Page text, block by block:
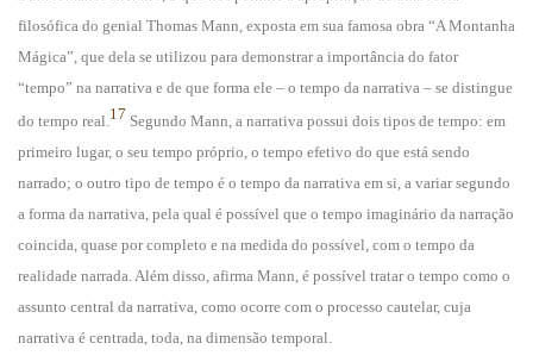
filosófica do genial Thomas Mann, exposta em sua famosa obra “A Montanha
Mágica”, que dela se utilizou para demonstrar a importância do fator
“tempo” na narrativa e de que forma ele – o tempo da narrativa – se distingue
do tempo real.17 Segundo Mann, a narrativa possui dois tipos de tempo: em
primeiro lugar, o seu tempo próprio, o tempo efetivo do que está sendo
narrado; o outro tipo de tempo é o tempo da narrativa em si, a variar segundo
a forma da narrativa, pela qual é possível que o tempo imaginário da narração
coincida, quase por completo e na medida do possível, com o tempo da
realidade narrada. Além disso, afirma Mann, é possível tratar o tempo como o
assunto central da narrativa, como ocorre com o processo cautelar, cuja
narrativa é centrada, toda, na dimensão temporal.